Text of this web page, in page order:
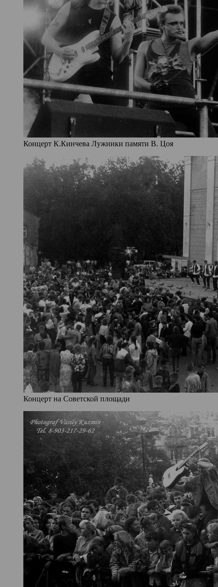
Концерт К.Кинчева Лужники памяти В. Цоя
Концерт на Советской площади